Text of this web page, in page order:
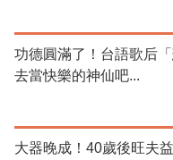
功德圓滿了！台語歌后
去當快樂的神仙吧...
大器晚成！40歲後旺夫